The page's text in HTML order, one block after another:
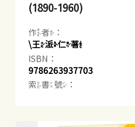
(1890-1960)
作者：
\王派仁著
ISBN：
9786263937703
索書號：